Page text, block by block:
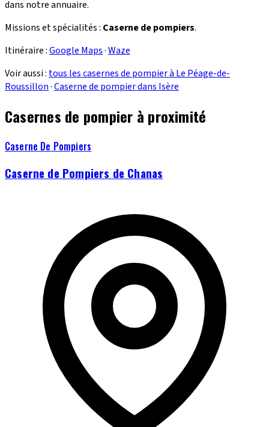
dans notre annuaire.
Missions et spécialités : Caserne de pompiers.
Itinéraire :Google Maps·Waze
Voir aussi : tous les casernes de pompier à Le Péage-de-
Roussillon·Caserne de pompier dans Isère
Casernes de pompier à proximité
Caserne De Pompiers
Caserne de Pompiers de Chanas